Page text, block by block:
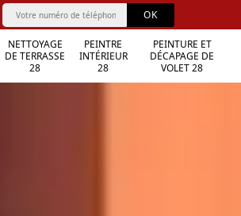
NETTOYAGE
DE TERRASSE
28
PEINTRE
INTÉRIEUR
28
PEINTURE ET
DÉCAPAGE DE
VOLET 28